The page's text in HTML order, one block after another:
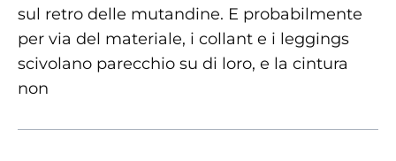
sul retro delle mutandine. E probabilmente
per via del materiale, i collant e i leggings
scivolano parecchio su di loro, e la cintura
non